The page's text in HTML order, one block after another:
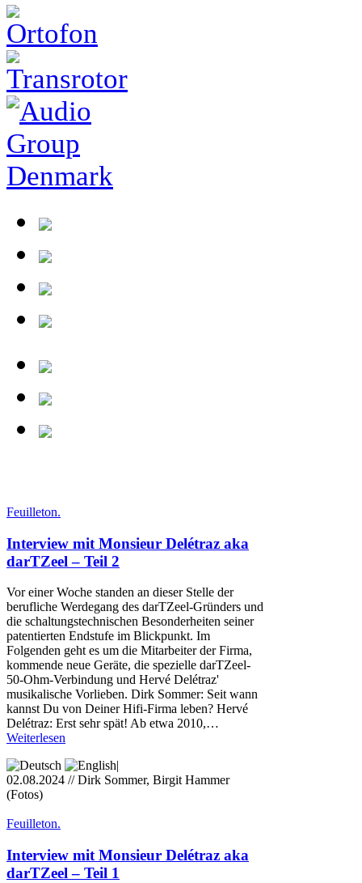
Feuilleton.
Interview mit Monsieur Delétraz aka
darTZeel – Teil 2
Vor einer Woche standen an dieser Stelle der
berufliche Werdegang des darTZeel-Gründers und
die schaltungstechnischen Besonderheiten seiner
patentierten Endstufe im Blickpunkt. Im
Folgenden geht es um die Mitarbeiter der Firma,
kommende neue Geräte, die spezielle darTZeel-
50-Ohm-Verbindung und Hervé Delétraz'
musikalische Vorlieben. Dirk Sommer: Seit wann
kannst Du von Deiner Hifi-Firma leben? Hervé
Delétraz: Erst sehr spät! Ab etwa 2010,…
Weiterlesen
|
02.08.2024 // Dirk Sommer, Birgit Hammer
(Fotos)
Feuilleton.
Interview mit Monsieur Delétraz aka
darTZeel – Teil 1